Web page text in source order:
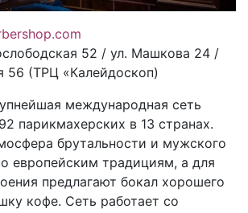
52 / ул. Машкова 24 /
56 (ТРЦ «Калейдоскоп)
международная сеть
парикмахерских в 13 странах.
брутальности и мужского
европейским традициям, а для
предлагают бокал хорошего
кофе. Сеть работает со